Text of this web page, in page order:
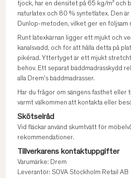
tjock, har en densitet på 65 kg/m³ och
naturlatex och 80 % syntetlatex. Den
Dunlop-metoden, vilket ger en följsam
Runt latexkärnan ligger ett mjukt och
kanalsvadd, och för att hålla detta på
pikérad. Yttertyget är ett mjukt
behov. Ett separat bäddmadrasskydd
alla Drem's bäddmadrasser.
Har du frågor om sängens fasthet eller
varmt välkommen att kontakta eller
Skötselråd
Vid fläckar använd skumtvätt för
rekommendationer.
Tillverkarens kontaktuppgifter
Varumärke: Drem
Leverantör: SOVA Stockholm Retail AB